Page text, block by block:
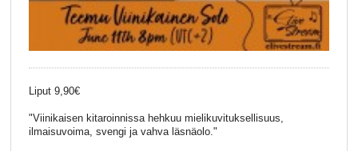
Liput 9,90€
"Viinikaisen kitaroinnissa hehkuu mielikuvituksellisuus,
ilmaisuvoima, svengi ja vahva läsnäolo."